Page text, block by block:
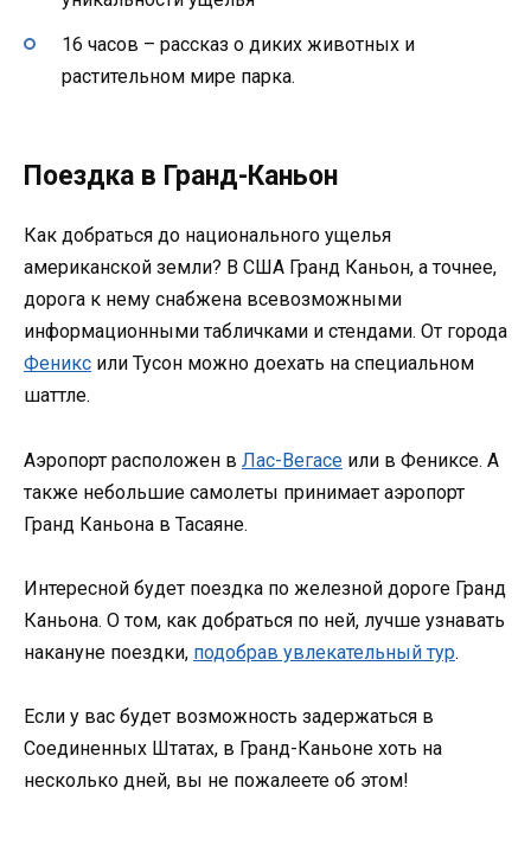
16 часов – рассказ о диких животных и
растительном мире парка.
Поездка в Гранд-Каньон
Как добраться до национального ущелья
американской земли? В США Гранд Каньон, а точнее,
дорога к нему снабжена всевозможными
информационными табличками и стендами. От города
Феникс или Тусон можно доехать на специальном
шаттле.
Аэропорт расположен в Лас-Вегасе или в Фениксе. А
также небольшие самолеты принимает аэропорт
Гранд Каньона в Тасаяне.
Интересной будет поездка по железной дороге Гранд
Каньона. О том, как добраться по ней, лучше узнавать
накануне поездки, подобрав увлекательный тур.
Если у вас будет возможность задержаться в
Соединенных Штатах, в Гранд-Каньоне хоть на
несколько дней, вы не пожалеете об этом!